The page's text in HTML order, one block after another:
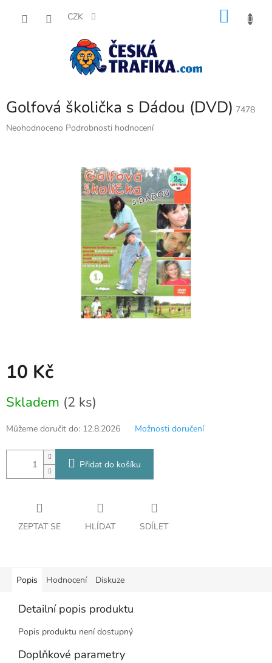
CZK
Golfová školička s Dádou (DVD) 7478
Průměrné
Neohodnoceno Podrobnosti hodnocení
10 Kč
cena:
Skladem (2 ks)
Můžeme doručit do: 12.8.2026 Možnosti doručení
Přidat do košíku
ZEPTAT SE HLÍDAT SDÍLET
Popis Hodnocení Diskuze
Detailní popis produktu
Popis produktu není dostupný
Doplňkové parametry